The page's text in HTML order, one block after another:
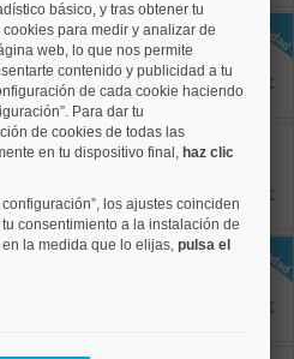
Arapiles
1.700 €
Justicia
1.650 €
Justicia
1.675 €
básico, y tras obtener tu
para medir y analizar de
web, lo que nos permite
contenido y publicidad a tu
de cada cookie haciendo
Para dar tu
de cookies de todas las
en tu dispositivo final, haz clic
los ajustes coinciden
consentimiento a la instalación de
la medida que lo elijas, pulsa el